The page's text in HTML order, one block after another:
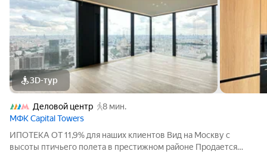
3D-тур
Деловой центр
8 мин.
МФК Capital Towers
ИПОТЕКА ОТ 11,9% для наших клиентов Вид на Москву с
высоты птичьего полета в престижном районе Продается